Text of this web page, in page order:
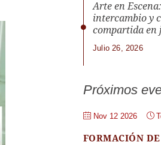
Arte en
intercambio y
compartida en
Julio 26, 2026
Próximos
Nov 12 2026
FORMACIÓN